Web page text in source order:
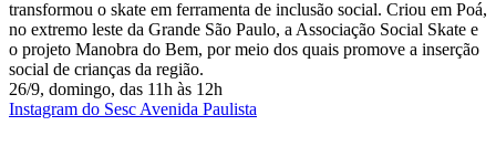
transformou o skate em ferramenta de inclusão social. Criou em Poá,
no extremo leste da Grande São Paulo, a Associação Social Skate e
o projeto Manobra do Bem, por meio dos quais promove a inserção
social de crianças da região.
26/9, domingo, das 11h às 12h
Instagram do Sesc Avenida Paulista